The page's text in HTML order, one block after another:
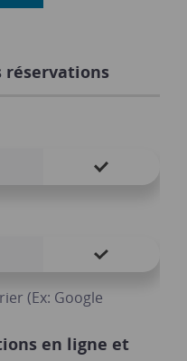
réservations
(Ex: Google
en ligne et